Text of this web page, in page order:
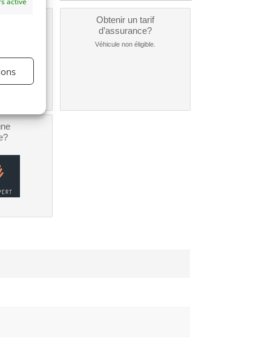
Obtenir un tarif
d’assurance?
Véhicule non éligible.